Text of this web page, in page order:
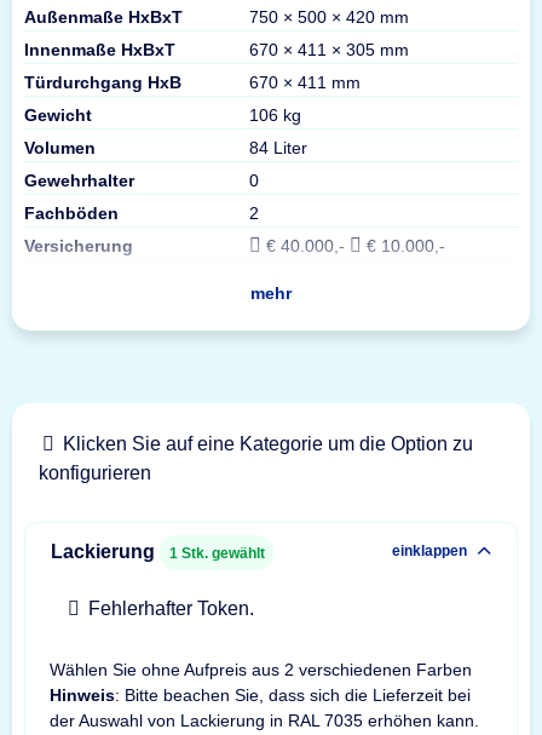
Außenmaße HxBxT
750 × 500 × 420 mm
Innenmaße HxBxT
670 × 411 × 305 mm
Türdurchgang HxB
670 × 411 mm
Gewicht
106 kg
Volumen
84 Liter
Gewehrhalter
0
Fachböden
2
Versicherung
€ 40.000,- € 10.000,-
mehr
Klicken Sie auf eine Kategorie um die Option zu
konfigurieren
Lackierung 1 Stk. gewählt einklappen
Fehlerhafter Token.
Wählen Sie ohne Aufpreis aus 2 verschiedenen Farben
Hinweis: Bitte beachen Sie, dass sich die Lieferzeit bei
der Auswahl von Lackierung in RAL 7035 erhöhen kann.